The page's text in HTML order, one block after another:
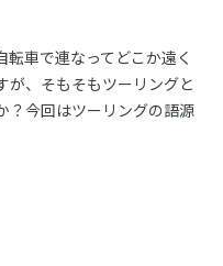
転車で連なってどこか遠く
が、そもそもツーリングと
？今回はツーリングの語源